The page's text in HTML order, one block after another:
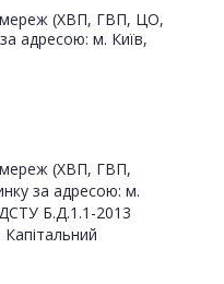
мереж (ХВП, ГВП, ЦО,
адресою: м. Київ,
мереж (ХВП, ГВП,
за адресою: м.
Б.Д.1.1-2013